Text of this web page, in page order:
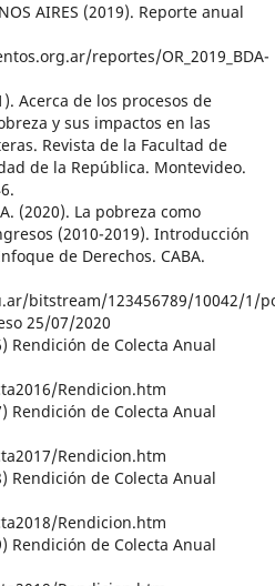
AIRES (2019). Reporte anual
reportes/OR_2019_BDA-
Acerca de los procesos de
y sus impactos en las
Revista de la Facultad de
de la República. Montevideo.
(2020). La pobreza como
(2010-2019). Introducción
de Derechos. CABA.
bitstream/123456789/10042/1/
25/07/2020
Rendición de Colecta Anual
Rendicion.htm
Rendición de Colecta Anual
Rendicion.htm
Rendición de Colecta Anual
Rendicion.htm
Rendición de Colecta Anual